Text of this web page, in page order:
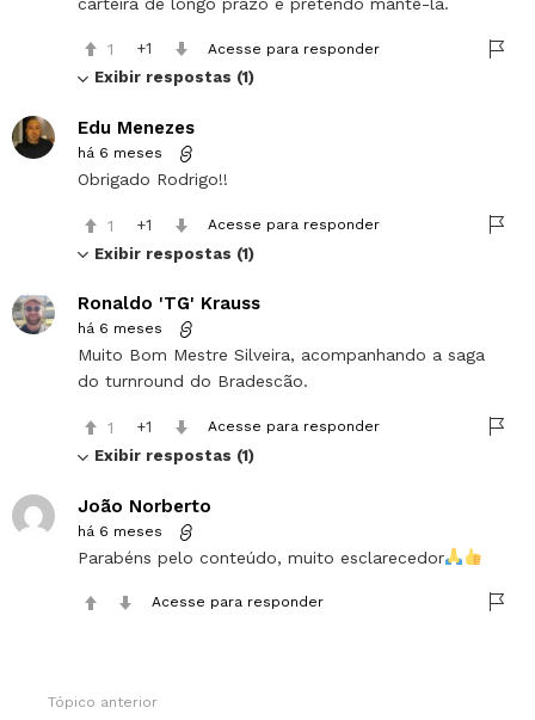
1 1 Acesse para responder
Exibir respostas (1)
Edu Menezes
há 6 meses
Obrigado Rodrigo!!
1 1 Acesse para responder
Exibir respostas (1)
Ronaldo 'TG' Krauss
há 6 meses
Muito Bom Mestre Silveira, acompanhando a saga
do turnround do Bradescão.
1 1 Acesse para responder
Exibir respostas (1)
João Norberto
há 6 meses
Parabéns pelo conteúdo, muito esclarecedor
Acesse para responder
Tópico anterior